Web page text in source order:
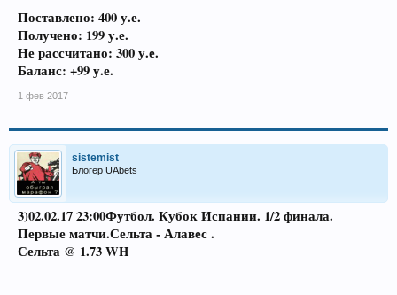
Поставлено: 400 у.е.
Получено: 199 у.е.
Не рассчитано: 300 у.е.
Баланс: +99 у.е.
1 фев 2017
sistemist
Блогер UAbets
3)02.02.17 23:00Футбол. Кубок Испании. 1/2 финала.
Первые матчи.Сельта - Алавес .
Сельта @ 1.73 WH